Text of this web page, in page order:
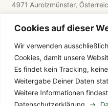
Cookies auf dieser
Wir verwenden
Cookies, damit unsere
Es findet kein Tracking,
Weitergabe Deiner Daten
Weitere Informationen
Datenschutzerklärung.
→
4971 Aurolzmünster,
E-Mail: wissen-um-
Telefon: +43 176 8411 9281